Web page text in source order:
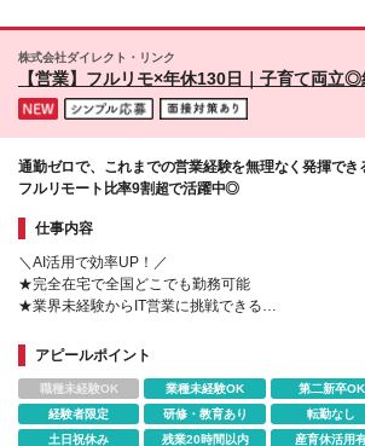
ャリアを継続できます。 ＼ライフステージの変化に
も対応！／ 結婚、出産、育児
が変わっても安心して働き続
ミーティングでは、全国の仲間
す。 普段はオンラインでのや
直接会うことで絆を深め、仕
1-4-5 アークヒルズサウスタ
です♪
株式会社ダイレクト・リンク
【営業】フルリモ×年休130日｜子育て両立
通勤ゼロで、これまでの営業経験を無理なく発揮でき
フルリモート比率9割超で活躍中◎
仕事内容
＼AI活用で効率UP！／
★完全在宅で全国どこでも勤務可能
★業界未経験からIT営業に挑戦できる
アピールポイント
職種未経験OK 業種未経験OK 第二新卒OK
経験者限定
研修・教育あり 転勤なし
土日祝休み
残業20時間以内 産育休活用